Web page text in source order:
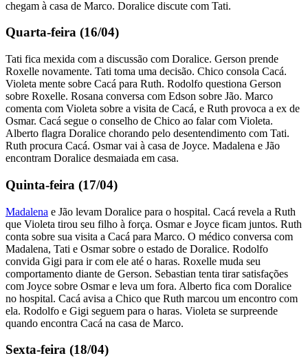
chegam à casa de Marco. Doralice discute com Tati.
Quarta-feira (16/04)
Tati fica mexida com a discussão com Doralice. Gerson prende
Roxelle novamente. Tati toma uma decisão. Chico consola Cacá.
Violeta mente sobre Cacá para Ruth. Rodolfo questiona Gerson
sobre Roxelle. Rosana conversa com Edson sobre Jão. Marco
comenta com Violeta sobre a visita de Cacá, e Ruth provoca a ex de
Osmar. Cacá segue o conselho de Chico ao falar com Violeta.
Alberto flagra Doralice chorando pelo desentendimento com Tati.
Ruth procura Cacá. Osmar vai à casa de Joyce. Madalena e Jão
encontram Doralice desmaiada em casa.
Quinta-feira (17/04)
Madalena e Jão levam Doralice para o hospital. Cacá revela a Ruth
que Violeta tirou seu filho à força. Osmar e Joyce ficam juntos. Ruth
conta sobre sua visita a Cacá para Marco. O médico conversa com
Madalena, Tati e Osmar sobre o estado de Doralice. Rodolfo
convida Gigi para ir com ele até o haras. Roxelle muda seu
comportamento diante de Gerson. Sebastian tenta tirar satisfações
com Joyce sobre Osmar e leva um fora. Alberto fica com Doralice
no hospital. Cacá avisa a Chico que Ruth marcou um encontro com
ela. Rodolfo e Gigi seguem para o haras. Violeta se surpreende
quando encontra Cacá na casa de Marco.
Sexta-feira (18/04)